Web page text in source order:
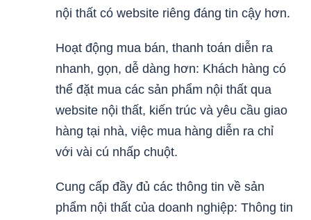
nội thất có website riêng đáng tin cậy hơn.
Hoạt động mua bán, thanh toán diễn ra
nhanh, gọn, dễ dàng hơn: Khách hàng có
thể đặt mua các sản phẩm nội thất qua
website nội thất, kiến trúc và yêu cầu giao
hàng tại nhà, việc mua hàng diễn ra chỉ
với vài cú nhấp chuột.
Cung cấp đầy đủ các thông tin về sản
phẩm nội thất của doanh nghiệp: Thông tin